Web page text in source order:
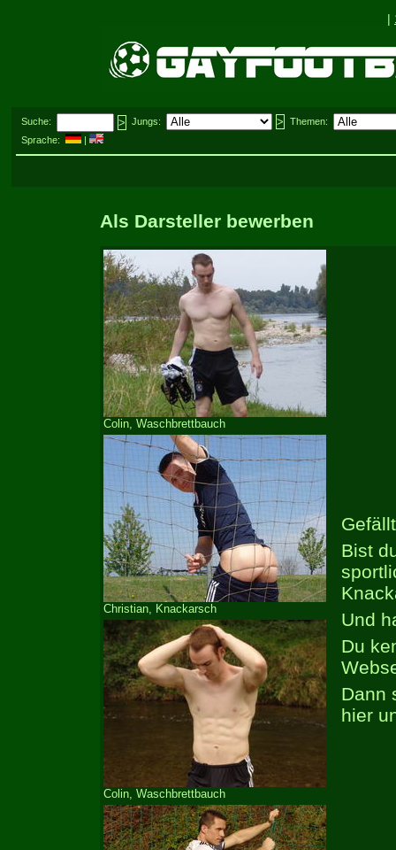
|
Suche: Jungs:
Themen:
Sprache:
|
Als Darsteller bewerben
Colin, Waschbrettbauch
Christian, Knackarsch
Colin, Waschbrettbauch
Bist
Und
Du
Dann
hier